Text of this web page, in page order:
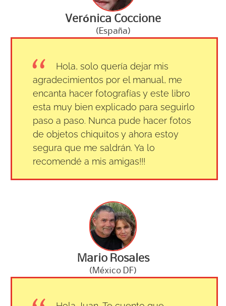
Verónica Coccione
(España)
Hola, solo quería dejar mis
agradecimientos por el manual, me
encanta hacer fotografías y este libro
esta muy bien explicado para seguirlo
paso a paso. Nunca pude hacer fotos
de objetos chiquitos y ahora estoy
segura que me saldrán. Ya lo
recomendé a mis amigas!!!
Mario Rosales
(México DF)